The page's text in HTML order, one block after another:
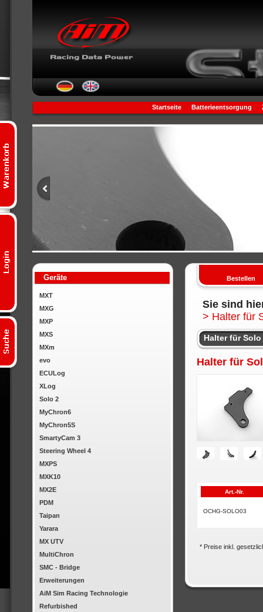
Startseite Batterieentsorgung
Geräte
MXT
MXG
MXP
MXS
MXm
evo
ECULog
XLog
Solo 2
MyChron6
MyChron5S
SmartyCam 3
Steering Wheel 4
MXPS
MXK10
MX2E
PDM
Taipan
Yarara
MX UTV
MultiChron
SMC - Bridge
Erweiterungen
AiM Sim Racing Technologie
Refurbished
Bestellen
Sie sind
> Halter für
Halter für Solo
Halter für
Art.-Nr.
OCHG-SOLO03
* Preise inkl.